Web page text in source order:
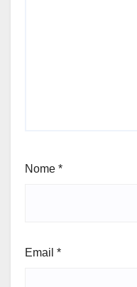
Nome *
Email *